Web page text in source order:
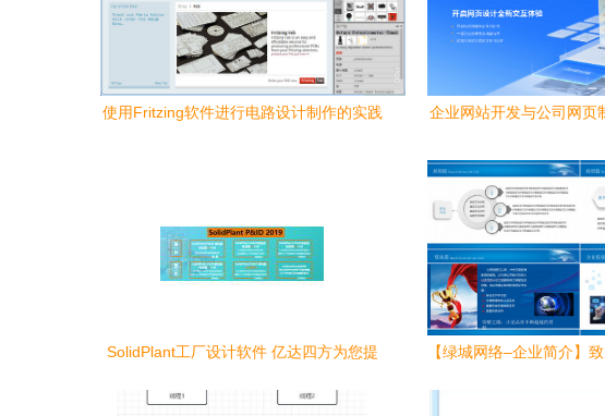
使用Fritzing软件进行电路设计制作的实践
企业网站开发与公司网页
SolidPlant工厂设计软件 亿达四方为您提
【绿城网络–企业简介】